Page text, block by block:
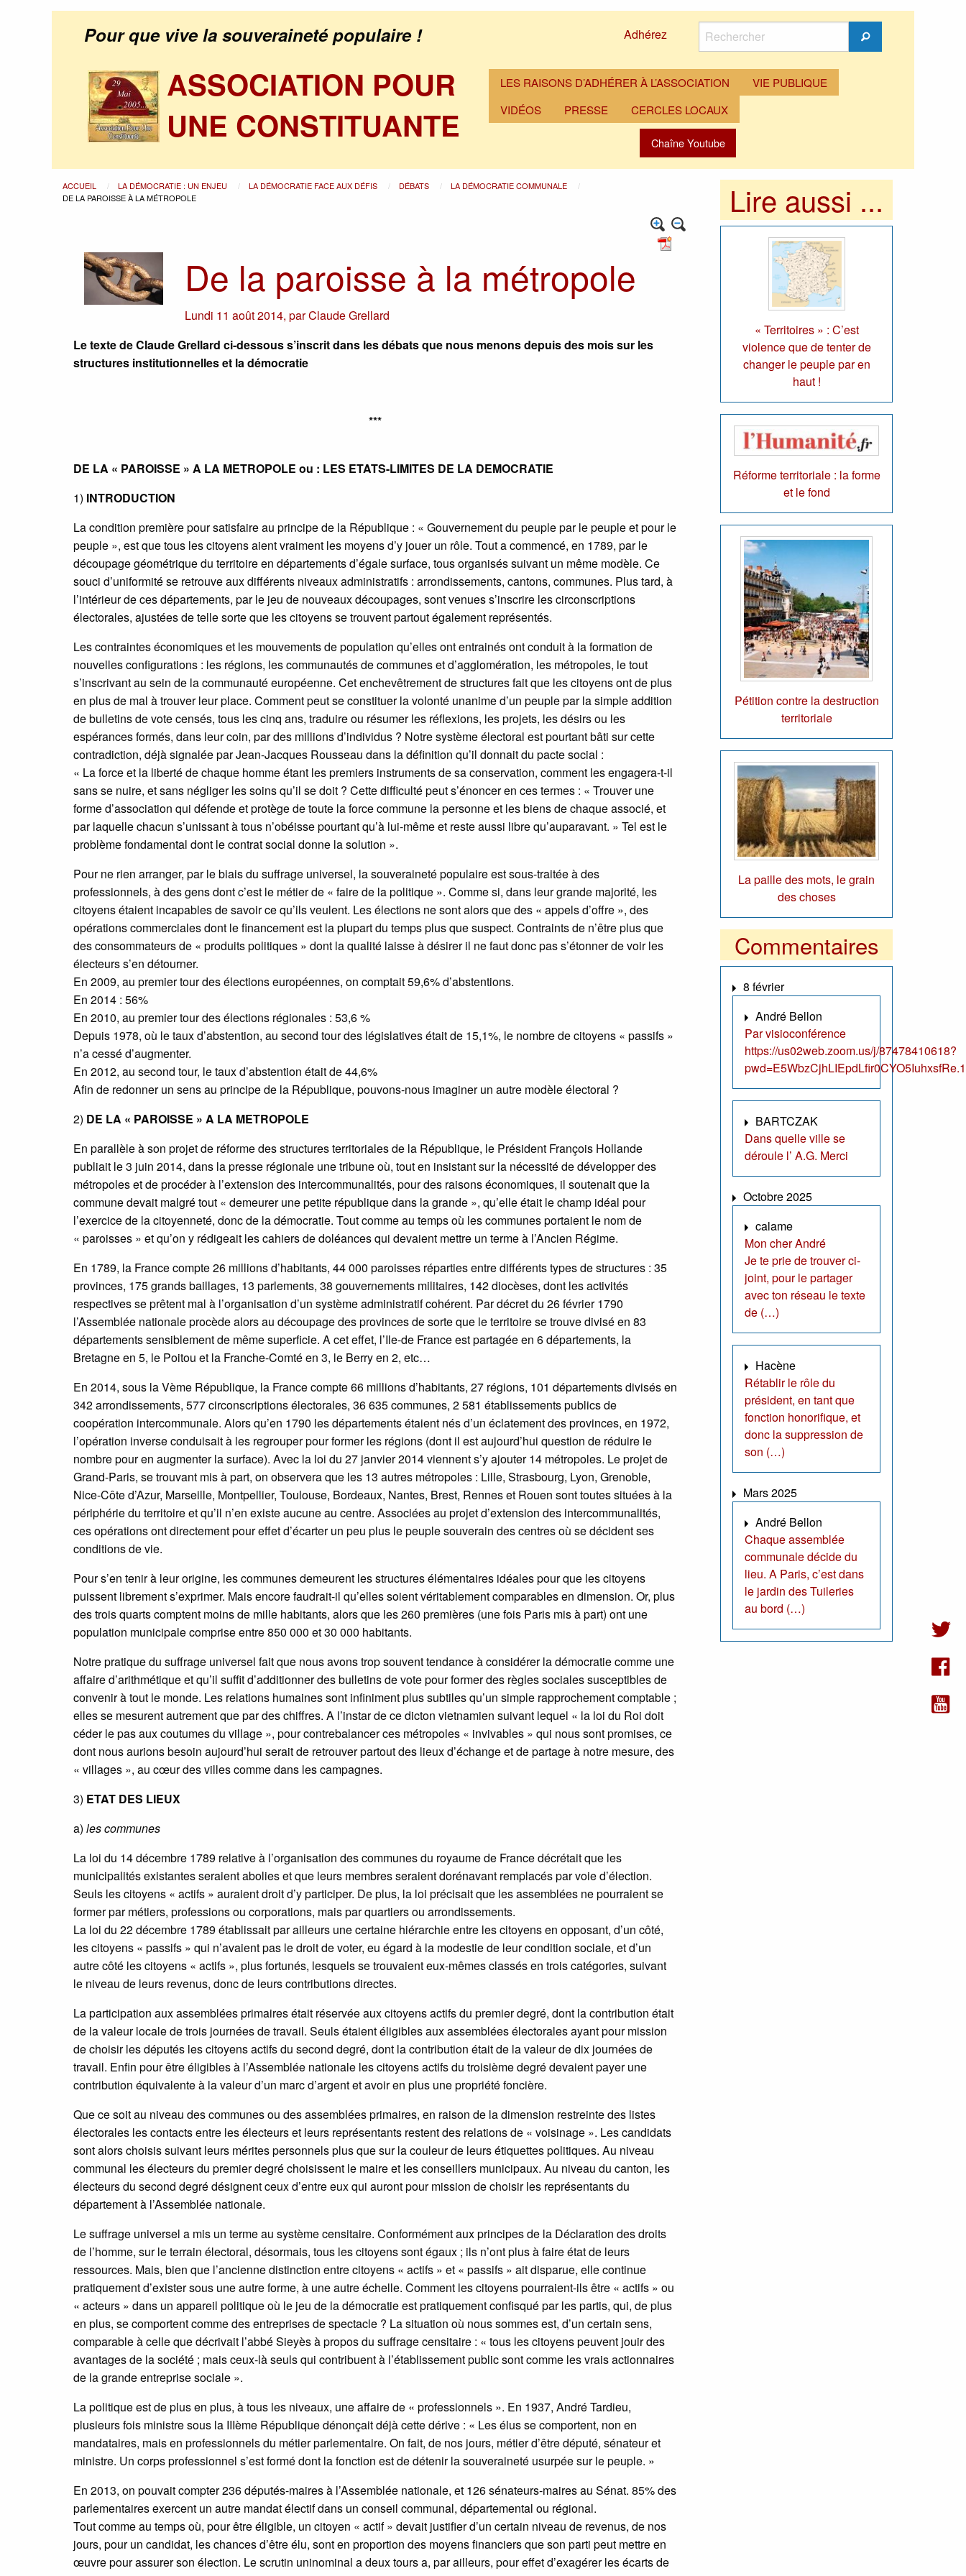
Pour que vive la souveraineté populaire ! Adhérez
Rechercher
Rechercher
ASSOCIATION POUR
UNE CONSTITUANTE
LES RAISONS D’ADHÉRER À L’ASSOCIATION
VIE PUBLIQUE
VIDÉOS
PRESSE CERCLES LOCAUX
Chaîne Youtube
ACCUEIL LA DÉMOCRATIE : UN ENJEU LA DÉMOCRATIE FACE AUX DÉFIS DÉBATS
LA DÉMOCRATIE COMMUNALE
DE LA PAROISSE À LA MÉTROPOLE
De la paroisse à la métropole
Lundi 11 août 2014,parClaude Grellard
Le texte de Claude Grellard ci-dessous s’inscrit dans les débats que nous menons depuis des mois sur les
structures institutionnelles et la démocratie
***
DE LA « PAROISSE » A LA METROPOLE ou : LES ETATS-LIMITES DE LA DEMOCRATIE
1) INTRODUCTION
La condition première pour satisfaire au principe de la République : « Gouvernement du peuple par le peuple et pour le
peuple », est que tous les citoyens aient vraiment les moyens d’y jouer un rôle. Tout a commencé, en 1789, par le
découpage géométrique du territoire en départements d’égale surface, tous organisés suivant un même modèle. Ce
souci d’uniformité se retrouve aux différents niveaux administratifs : arrondissements, cantons, communes. Plus tard, à
l’intérieur de ces départements, par le jeu de nouveaux découpages, sont venues s’inscrire les circonscriptions
électorales, ajustées de telle sorte que les citoyens se trouvent partout également représentés.
Les contraintes économiques et les mouvements de population qu’elles ont entrainés ont conduit à la formation de
nouvelles configurations : les régions, les communautés de communes et d’agglomération, les métropoles, le tout
s’inscrivant au sein de la communauté européenne. Cet enchevêtrement de structures fait que les citoyens ont de plus
en plus de mal à trouver leur place. Comment peut se constituer la volonté unanime d’un peuple par la simple addition
de bulletins de vote censés, tous les cinq ans, traduire ou résumer les réflexions, les projets, les désirs ou les
espérances formés, dans leur coin, par des millions d’individus ? Notre système électoral est pourtant bâti sur cette
contradiction, déjà signalée par Jean-Jacques Rousseau dans la définition qu’il donnait du pacte social :
« La force et la liberté de chaque homme étant les premiers instruments de sa conservation, comment les engagera-t-il
sans se nuire, et sans négliger les soins qu’il se doit ? Cette difficulté peut s’énoncer en ces termes : « Trouver une
forme d’association qui défende et protège de toute la force commune la personne et les biens de chaque associé, et
par laquelle chacun s’unissant à tous n’obéisse pourtant qu’à lui-même et reste aussi libre qu’auparavant. » Tel est le
problème fondamental dont le contrat social donne la solution ».
Pour ne rien arranger, par le biais du suffrage universel, la souveraineté populaire est sous-traitée à des
professionnels, à des gens dont c’est le métier de « faire de la politique ». Comme si, dans leur grande majorité, les
citoyens étaient incapables de savoir ce qu’ils veulent. Les élections ne sont alors que des « appels d’offre », des
opérations commerciales dont le financement est la plupart du temps plus que suspect. Contraints de n’être plus que
des consommateurs de « produits politiques » dont la qualité laisse à désirer il ne faut donc pas s’étonner de voir les
électeurs s’en détourner.
En 2009, au premier tour des élections européennes, on comptait 59,6% d’abstentions.
En 2014 : 56%
En 2010, au premier tour des élections régionales : 53,6 %
Depuis 1978, où le taux d’abstention, au second tour des législatives était de 15,1%, le nombre de citoyens « passifs »
n’a cessé d’augmenter.
En 2012, au second tour, le taux d’abstention était de 44,6%
Afin de redonner un sens au principe de la République, pouvons-nous imaginer un autre modèle électoral ?
2) DE LA « PAROISSE » A LA METROPOLE
En parallèle à son projet de réforme des structures territoriales de la République, le Président François Hollande
publiait le 3 juin 2014, dans la presse régionale une tribune où, tout en insistant sur la nécessité de développer des
métropoles et de procéder à l’extension des intercommunalités, pour des raisons économiques, il soutenait que la
commune devait malgré tout « demeurer une petite république dans la grande », qu’elle était le champ idéal pour
l’exercice de la citoyenneté, donc de la démocratie. Tout comme au temps où les communes portaient le nom de
« paroisses » et qu’on y rédigeait les cahiers de doléances qui devaient mettre un terme à l’Ancien Régime.
En 1789, la France compte 26 millions d’habitants, 44 000 paroisses réparties entre différents types de structures : 35
provinces, 175 grands baillages, 13 parlements, 38 gouvernements militaires, 142 diocèses, dont les activités
respectives se prêtent mal à l’organisation d’un système administratif cohérent. Par décret du 26 février 1790
l’Assemblée nationale procède alors au découpage des provinces de sorte que le territoire se trouve divisé en 83
départements sensiblement de même superficie. A cet effet, l’Ile-de France est partagée en 6 départements, la
Bretagne en 5, le Poitou et la Franche-Comté en 3, le Berry en 2, etc…
En 2014, sous la Vème République, la France compte 66 millions d’habitants, 27 régions, 101 départements divisés en
342 arrondissements, 577 circonscriptions électorales, 36 635 communes, 2 581 établissements publics de
coopération intercommunale. Alors qu’en 1790 les départements étaient nés d’un éclatement des provinces, en 1972,
l’opération inverse conduisait à les regrouper pour former les régions (dont il est aujourd’hui question de réduire le
nombre pour en augmenter la surface). Avec la loi du 27 janvier 2014 viennent s’y ajouter 14 métropoles. Le projet de
Grand-Paris, se trouvant mis à part, on observera que les 13 autres métropoles : Lille, Strasbourg, Lyon, Grenoble,
Nice-Côte d’Azur, Marseille, Montpellier, Toulouse, Bordeaux, Nantes, Brest, Rennes et Rouen sont toutes situées à la
périphérie du territoire et qu’il n’en existe aucune au centre. Associées au projet d’extension des intercommunalités,
ces opérations ont directement pour effet d’écarter un peu plus le peuple souverain des centres où se décident ses
conditions de vie.
Pour s’en tenir à leur origine, les communes demeurent les structures élémentaires idéales pour que les citoyens
puissent librement s’exprimer. Mais encore faudrait-il qu’elles soient véritablement comparables en dimension. Or, plus
des trois quarts comptent moins de mille habitants, alors que les 260 premières (une fois Paris mis à part) ont une
population municipale comprise entre 850 000 et 30 000 habitants.
Notre pratique du suffrage universel fait que nous avons trop souvent tendance à considérer la démocratie comme une
affaire d’arithmétique et qu’il suffit d’additionner des bulletins de vote pour former des règles sociales susceptibles de
convenir à tout le monde. Les relations humaines sont infiniment plus subtiles qu’un simple rapprochement comptable ;
elles se mesurent autrement que par des chiffres. A l’instar de ce dicton vietnamien suivant lequel « la loi du Roi doit
céder le pas aux coutumes du village », pour contrebalancer ces métropoles « invivables » qui nous sont promises, ce
dont nous aurions besoin aujourd’hui serait de retrouver partout des lieux d’échange et de partage à notre mesure, des
« villages », au cœur des villes comme dans les campagnes.
3) ETAT DES LIEUX
a) les communes
La loi du 14 décembre 1789 relative à l’organisation des communes du royaume de France décrétait que les
municipalités existantes seraient abolies et que leurs membres seraient dorénavant remplacés par voie d’élection.
Seuls les citoyens « actifs » auraient droit d’y participer. De plus, la loi précisait que les assemblées ne pourraient se
former par métiers, professions ou corporations, mais par quartiers ou arrondissements.
La loi du 22 décembre 1789 établissait par ailleurs une certaine hiérarchie entre les citoyens en opposant, d’un côté,
les citoyens « passifs » qui n’avaient pas le droit de voter, eu égard à la modestie de leur condition sociale, et d’un
autre côté les citoyens « actifs », plus fortunés, lesquels se trouvaient eux-mêmes classés en trois catégories, suivant
le niveau de leurs revenus, donc de leurs contributions directes.
La participation aux assemblées primaires était réservée aux citoyens actifs du premier degré, dont la contribution était
de la valeur locale de trois journées de travail. Seuls étaient éligibles aux assemblées électorales ayant pour mission
de choisir les députés les citoyens actifs du second degré, dont la contribution était de la valeur de dix journées de
travail. Enfin pour être éligibles à l’Assemblée nationale les citoyens actifs du troisième degré devaient payer une
contribution équivalente à la valeur d’un marc d’argent et avoir en plus une propriété foncière.
Que ce soit au niveau des communes ou des assemblées primaires, en raison de la dimension restreinte des listes
électorales les contacts entre les électeurs et leurs représentants restent des relations de « voisinage ». Les candidats
sont alors choisis suivant leurs mérites personnels plus que sur la couleur de leurs étiquettes politiques. Au niveau
communal les électeurs du premier degré choisissent le maire et les conseillers municipaux. Au niveau du canton, les
électeurs du second degré désignent ceux d’entre eux qui auront pour mission de choisir les représentants du
département à l’Assemblée nationale.
Le suffrage universel a mis un terme au système censitaire. Conformément aux principes de la Déclaration des droits
de l’homme, sur le terrain électoral, désormais, tous les citoyens sont égaux ; ils n’ont plus à faire état de leurs
ressources. Mais, bien que l’ancienne distinction entre citoyens « actifs » et « passifs » ait disparue, elle continue
pratiquement d’exister sous une autre forme, à une autre échelle. Comment les citoyens pourraient-ils être « actifs » ou
« acteurs » dans un appareil politique où le jeu de la démocratie est pratiquement confisqué par les partis, qui, de plus
en plus, se comportent comme des entreprises de spectacle ? La situation où nous sommes est, d’un certain sens,
comparable à celle que décrivait l’abbé Sieyès à propos du suffrage censitaire : « tous les citoyens peuvent jouir des
avantages de la société ; mais ceux-là seuls qui contribuent à l’établissement public sont comme les vrais actionnaires
de la grande entreprise sociale ».
La politique est de plus en plus, à tous les niveaux, une affaire de « professionnels ». En 1937, André Tardieu,
plusieurs fois ministre sous la IIIème République dénonçait déjà cette dérive : « Les élus se comportent, non en
mandataires, mais en professionnels du métier parlementaire. On fait, de nos jours, métier d’être député, sénateur et
ministre. Un corps professionnel s’est formé dont la fonction est de détenir la souveraineté usurpée sur le peuple. »
En 2013, on pouvait compter 236 députés-maires à l’Assemblée nationale, et 126 sénateurs-maires au Sénat. 85% des
parlementaires exercent un autre mandat électif dans un conseil communal, départemental ou régional.
Tout comme au temps où, pour être éligible, un citoyen « actif » devait justifier d’un certain niveau de revenus, de nos
jours, pour un candidat, les chances d’être élu, sont en proportion des moyens financiers que son parti peut mettre en
œuvre pour assurer son élection. Le scrutin uninominal a deux tours a, par ailleurs, pour effet d’exagérer les écarts de
Lire aussi ...
« Territoires » : C’est
violence que de tenter de
changer le peuple par en
haut !
Réforme territoriale : la forme
et le fond
Pétition contre la destruction
territoriale
La paille des mots, le grain
des choses
Commentaires
8 février
André Bellon
Par visioconférence
https://us02web.zoom.us/j/87478410618?
BARTCZAK
Dans quelle ville se
déroule l’ A.G. Merci
Octobre 2025
calame
Mon cher André
Je te prie de trouver ci-
joint, pour le partager
avec ton réseau le texte
de (…)
Hacène
Rétablir le rôle du
président, en tant que
fonction honorifique, et
donc la suppression de
son (…)
Mars 2025
André Bellon
Chaque assemblée
communale décide du
lieu. A Paris, c’est dans
le jardin des Tuileries
au bord (…)